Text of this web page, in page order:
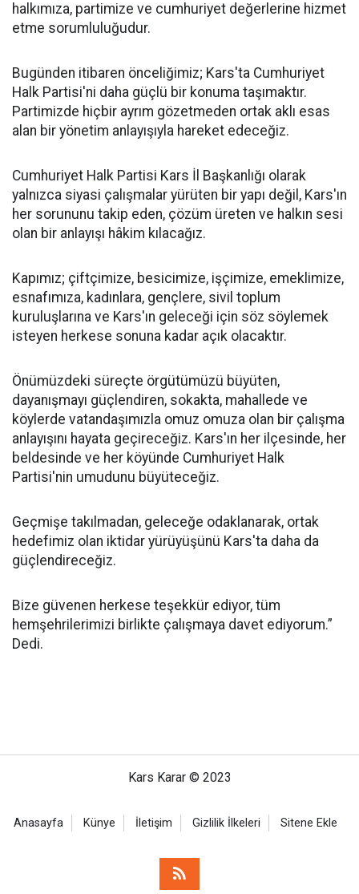
halkımıza, partimize ve cumhuriyet değerlerine hizmet
etme sorumluluğudur.
Bugünden itibaren önceliğimiz; Kars'ta Cumhuriyet
Halk Partisi'ni daha güçlü bir konuma taşımaktır.
Partimizde hiçbir ayrım gözetmeden ortak aklı esas
alan bir yönetim anlayışıyla hareket edeceğiz.
Cumhuriyet Halk Partisi Kars İl Başkanlığı olarak
yalnızca siyasi çalışmalar yürüten bir yapı değil, Kars'ın
her sorununu takip eden, çözüm üreten ve halkın sesi
olan bir anlayışı hâkim kılacağız.
Kapımız; çiftçimize, besicimize, işçimize, emeklimize,
esnafımıza, kadınlara, gençlere, sivil toplum
kuruluşlarına ve Kars'ın geleceği için söz söylemek
isteyen herkese sonuna kadar açık olacaktır.
Önümüzdeki süreçte örgütümüzü büyüten,
dayanışmayı güçlendiren, sokakta, mahallede ve
köylerde vatandaşımızla omuz omuza olan bir çalışma
anlayışını hayata geçireceğiz. Kars'ın her ilçesinde, her
beldesinde ve her köyünde Cumhuriyet Halk
Partisi'nin umudunu büyüteceğiz.
Geçmişe takılmadan, geleceğe odaklanarak, ortak
hedefimiz olan iktidar yürüyüşünü Kars'ta daha da
güçlendireceğiz.
Bize güvenen herkese teşekkür ediyor, tüm
hemşehrilerimizi birlikte çalışmaya davet ediyorum.”
Dedi.
Kars Karar © 2023
Anasayfa Künye İletişim Gizlilik İlkeleri Sitene Ekle